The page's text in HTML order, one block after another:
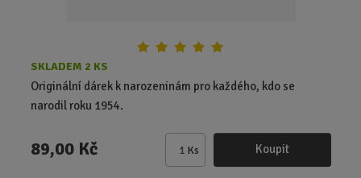
SKLADEM 2 KS
Originální dárek k narozeninám pro každého, kdo se
narodil roku 1954.
89,00 Kč
Z
Ks Koupit